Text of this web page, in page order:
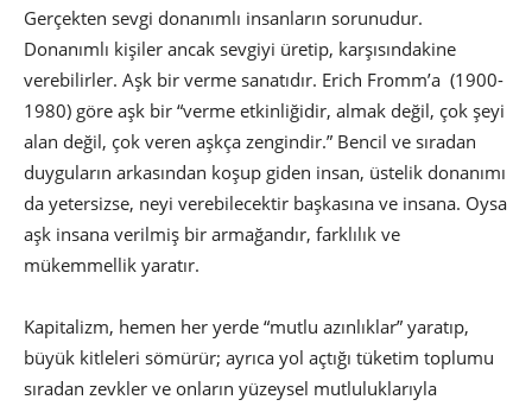
Gerçekten sevgi donanımlı insanların sorunudur.
Donanımlı kişiler ancak sevgiyi üretip, karşısındakine
verebilirler. Aşk bir verme sanatıdır. Erich Fromm’a (1900-
1980) göre aşk bir “verme etkinliğidir, almak değil, çok şeyi
alan değil, çok veren aşkça zengindir.” Bencil ve sıradan
duyguların arkasından koşup giden insan, üstelik donanımı
da yetersizse, neyi verebilecektir başkasına ve insana. Oysa
aşk insana verilmiş bir armağandır, farklılık ve
mükemmellik yaratır.
Kapitalizm, hemen her yerde “mutlu azınlıklar” yaratıp,
büyük kitleleri sömürür; ayrıca yol açtığı tüketim toplumu
sıradan zevkler ve onların yüzeysel mutluluklarıyla